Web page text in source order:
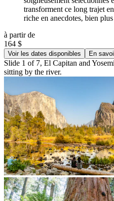
transforment ce long trajet
riche en anecdotes, bien
à partir de
164 $
Voir les dates disponibles En
Slide 1 of 7, El Capitan and
sitting by the river.